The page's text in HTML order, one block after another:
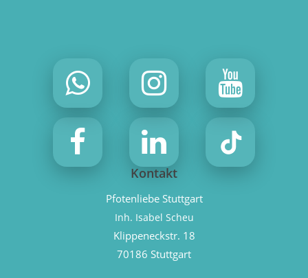
Kontakt
Pfotenliebe Stuttgart
Inh. Isabel Scheu
Klippeneckstr. 18
70186 Stuttgart